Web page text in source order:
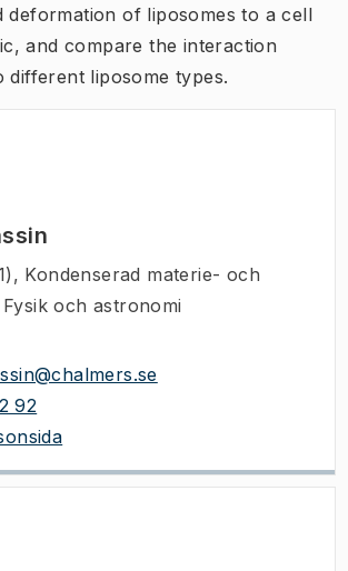
deformation of liposomes to a cell
and compare the interaction
different liposome types.
, Kondenserad materie- och
och astronomi
92